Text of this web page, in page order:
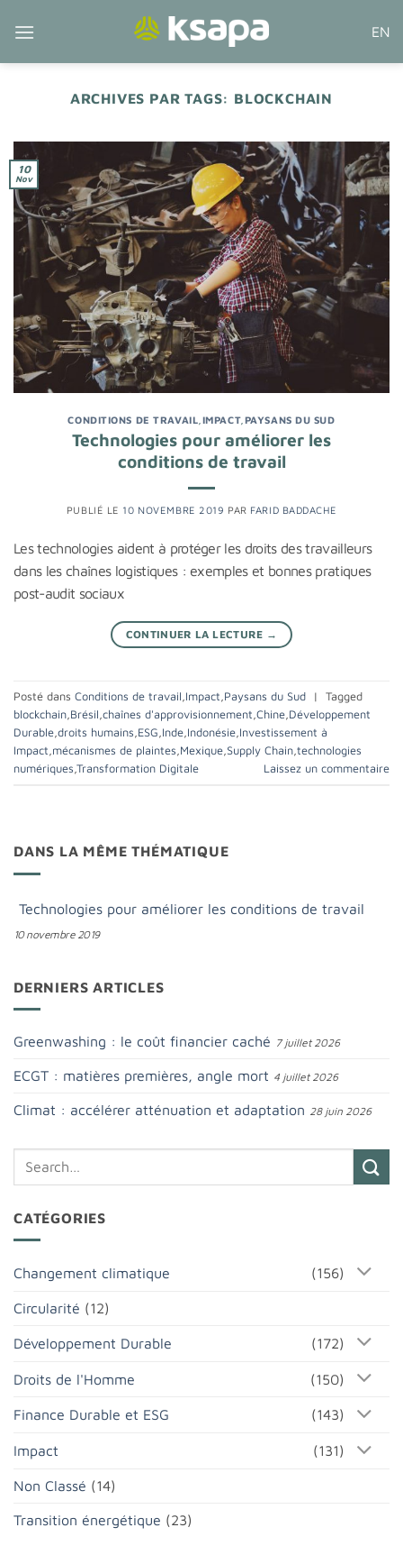
EN
ARCHIVES PAR TAGS: BLOCKCHAIN
10
Nov
CONDITIONS DE TRAVAIL IMPACT, PAYSANS DU SUD
Technologies pour améliorer les
conditions de travail
PUBLIÉ LE 10 NOVEMBRE 2019 PAR FARID BADDACHE
Les technologies aident à protéger les droits des travailleurs
dans les chaînes logistiques : exemples et bonnes pratiques
post-audit sociaux
CONTINUER LA LECTURE →
Posté dans Conditions de travail Impact Paysans du Sud |
Tagged
blockchain Brésil chaînes d'approvisionnement Chine Développement
Durable droits humains ESG Inde Indonésie Investissement à
Impact mécanismes de plaintes Mexique Supply Chain technologies
numériques Transformation Digitale Laissez un commentaire
DANS LA MÊME THÉMATIQUE
Technologies pour améliorer les conditions de travail
10 novembre 2019
DERNIERS ARTICLES
Greenwashing : le coût financier caché 7 juillet 2026
ECGT : matières premières, angle mort 4 juillet 2026
Climat : accélérer atténuation et adaptation 28 juin 2026
CATÉGORIES
Changement climatique (156)
Circularité (12)
Développement Durable (172)
Droits de l'Homme (150)
Finance Durable et ESG (143)
Impact (131)
Non Classé (14)
Transition énergétique (23)